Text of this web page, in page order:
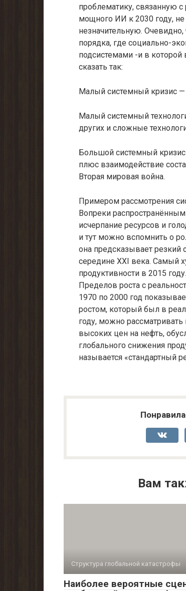
проблематику, связанную с
мощного ИИ к 2030 году, не
незначительную. Очевидно,
порядка, где социально-
подсистемами -и в
сказать так:
Малый системный кризис —
Малый системный
других и сложные
Большой системный
плюс взаимодействие
Вторая мировая война.
Примером рассмотрения
Вопреки
исчерпание ресурсов и
и тут можно вспомнить о
она предсказывает резкий
середине XXI века. Самый
продуктивности в 2015
Пределов роста с
1970 по 2000 год
ростом, который был в
году, можно рассматривать
высоких цен на нефть,
глобального снижения
называется «стандартный
Вам
Структура глобальной катастрофы
Наиболее вероятные